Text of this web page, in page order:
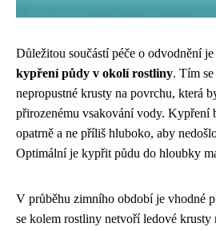
Důležitou součástí péče o odvodnění je
kypření půdy v okolí rostliny. Tím
nepropustné krusty na povrchu, která
přirozenému vsakování vody. Kypření
opatrně a ne příliš hluboko, aby
Optimální je kypřit půdu do hloubky
V průběhu zimního období je vhodné
se kolem rostliny netvoří ledové krusty